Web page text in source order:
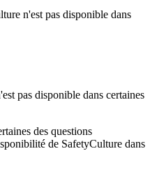
n'est pas disponible dans
pas disponible dans certaines
des questions
de SafetyCulture dans